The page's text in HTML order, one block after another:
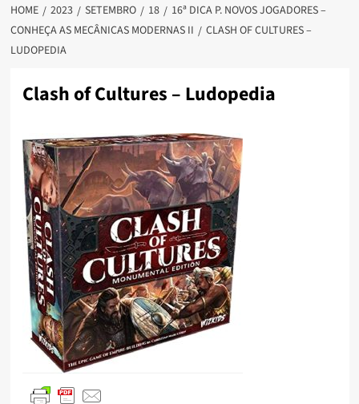
HOME 2023 SETEMBRO 18
16ª DICA P. NOVOS JOGADORES –
CONHEÇA AS MECÂNICAS MODERNAS II
CLASH OF CULTURES –
LUDOPEDIA
Clash of Cultures – Ludopedia